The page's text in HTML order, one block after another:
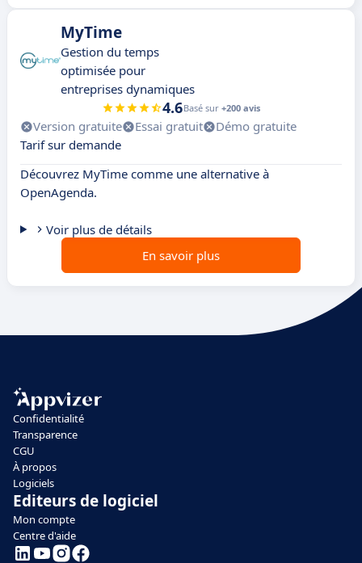
MyTime
Gestion du temps
optimisée pour
entreprises dynamiques
4.6Basé sur +200 avis
Version gratuite Essai gratuit
Démo gratuite
Tarif sur demande
Découvrez MyTime comme une alternative à
OpenAgenda.
Voir plus de détails
En savoir plus
Confidentialité
Transparence
CGU
À propos
Logiciels
Editeurs de logiciel
Mon compte
Centre d'aide